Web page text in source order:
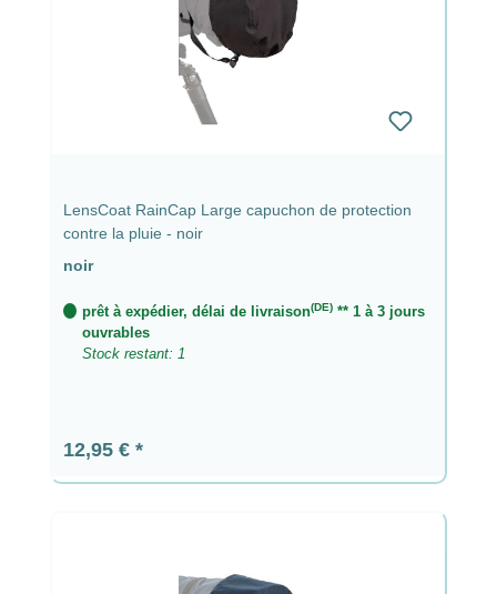
LensCoat RainCap Large capuchon de protection
contre la pluie - noir
noir
prêt à expédier, délai de livraison(DE)** 1 à 3 jours
ouvrables
Stock restant: 1
Prix régulier :
12,95 €